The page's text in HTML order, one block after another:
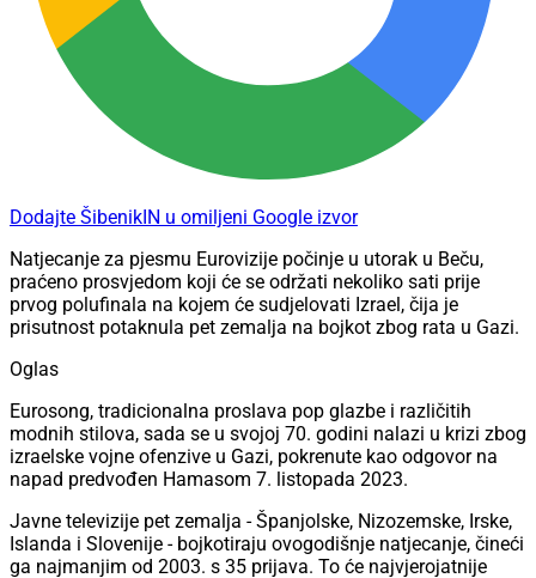
Dodajte ŠibenikIN u omiljeni Google izvor
Natjecanje za pjesmu Eurovizije počinje u utorak u Beču,
praćeno prosvjedom koji će se održati nekoliko sati prije
prvog polufinala na kojem će sudjelovati Izrael, čija je
prisutnost potaknula pet zemalja na bojkot zbog rata u Gazi.
Oglas
Eurosong, tradicionalna proslava pop glazbe i različitih
modnih stilova, sada se u svojoj 70. godini nalazi u krizi zbog
izraelske vojne ofenzive u Gazi, pokrenute kao odgovor na
napad predvođen Hamasom 7. listopada 2023.
Javne televizije pet zemalja - Španjolske, Nizozemske, Irske,
Islanda i Slovenije - bojkotiraju ovogodišnje natjecanje, čineći
ga najmanjim od 2003. s 35 prijava. To će najvjerojatnije